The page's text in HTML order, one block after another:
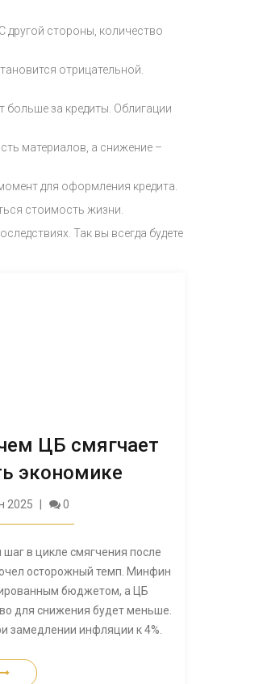
другой стороны, количество
отрицательной.
за кредиты. Облигации
материалов, а снижение –
для оформления кредита.
стоимость жизни.
Так вы всегда будете
ЦБ смягчает
экономике
2025 0
в цикле смягчения после
осторожный темп. Минфин
бюджетом, а ЦБ
для снижения будет меньше.
замедлении инфляции к 4%.